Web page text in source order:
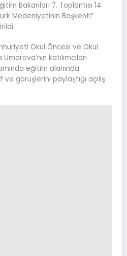
Bakanları 7. Toplantısı 14
Medeniyetinin Başkenti”
Okul Öncesi ve Okul
katılımcıları
eğitim alanında
görüşlerini paylaştığı açılış